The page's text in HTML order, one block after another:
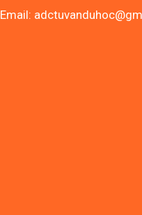
Email: